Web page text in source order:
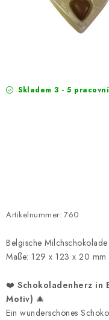
Skladem 3 - 5
Artikelnummer: 760
Belgische Milchschokolade
Maße: 129 x 123 x 20 mm
❤️ Schokoladenherz in
Motiv) 🎄
Ein wunderschönes